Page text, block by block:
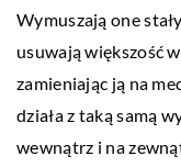
Wymuszają one
usuwają większość
zamieniając ją na
działa z taką samą
wewnątrz i na